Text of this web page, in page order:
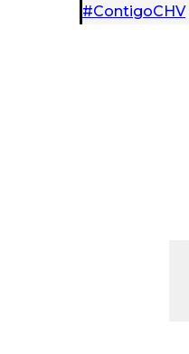
#ContigoCHV